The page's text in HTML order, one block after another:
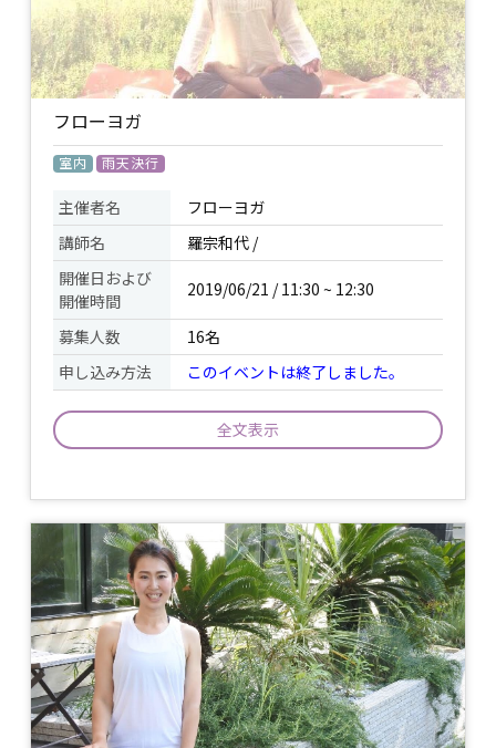
持ち物 ヨガマット又はバスタオル / 飲み物 /
備考
雨天時は半屋内(BBQスペース)に場所変
更します。
フローヨガ
室内 雨天決行
主催者名
フローヨガ
講師名
羅宗和代 /
開催日および
開催時間
2019/06/21 / 11:30 ~ 12:30
募集人数
16名
申し込み方法
このイベントは終了しました。
全文表示
イベント
について
呼吸と体の動きを連動させて、ゆったり
と流れを感じながら動いていくクラスで
す。立位のポーズでは、下半身から上半
身までしっかり使いながらインナーマッ
スルを鍛え整えます。座位のポーズで
は、体の前面と背面、左右、自律神経の
バランス等を整えて、最後はマットに横
になって深くリラックスします。呼吸の
深まりと内への意識の深まりを感じられ
る初中級者向けのクラスです。気持ちよ
く動いてリラックスして下さい。